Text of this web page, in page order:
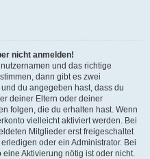
nicht anmelden!
und das richtige
dann gibt es zwei
du angegeben hast, dass du
deiner Eltern oder deiner
folgen, die du erhalten hast. Wenn
vielleicht aktiviert werden. Bei
Mitglieder erst freigeschaltet
oder ein Administrator. Bei
Aktivierung nötig ist oder nicht.